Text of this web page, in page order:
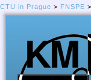
CTU in Prague > FNSPE >